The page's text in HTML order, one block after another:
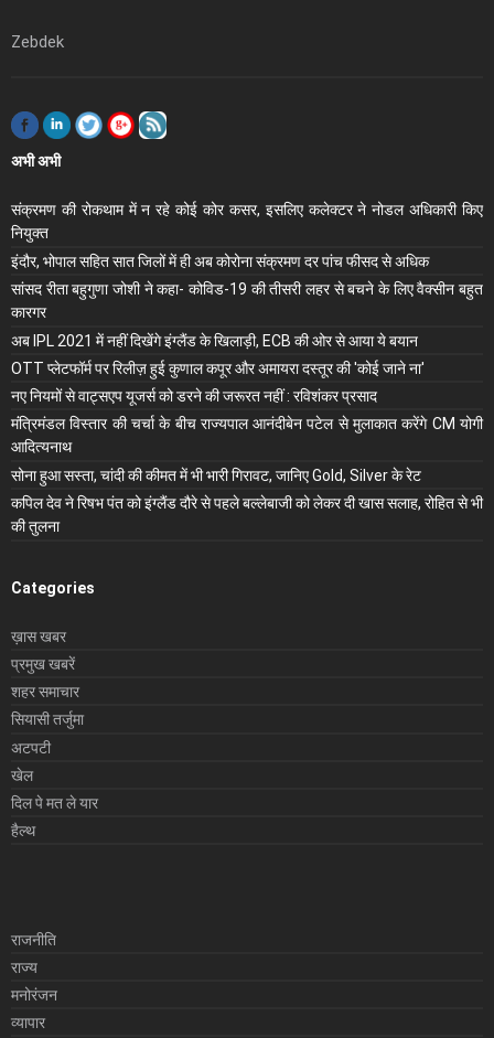
Zebdek
अभी अभी
संक्रमण की रोकथाम में न रहे कोई कोर कसर, इसलिए कलेक्‍टर ने नोडल अधिकारी किए
नियुक्‍त
इंदौर, भोपाल सहित सात जिलों में ही अब कोरोना संक्रमण दर पांच फीसद से अधिक
सांसद रीता बहुगुणा जोशी ने कहा- कोविड-19 की तीसरी लहर से बचने के लिए वैक्सीन बहुत
कारगर
अब IPL 2021 में नहीं दिखेंगे इंग्लैंड के खिलाड़ी, ECB की ओर से आया ये बयान
OTT प्लेटफॉर्म पर रिलीज़ हुई कुणाल कपूर और अमायरा दस्तूर की 'कोई जाने ना'
नए नियमों से वाट्सएप यूजर्स को डरने की जरूरत नहीं : रविशंकर प्रसाद
मंंत्रिमंडल विस्तार की चर्चा के बीच राज्यपाल आनंदीबेन पटेल से मुलाकात करेंगे CM योगी
आदित्यनाथ
सोना हुआ सस्ता, चांदी की कीमत में भी भारी गिरावट, जानिए Gold, Silver के रेट
कपिल देव ने रिषभ पंत को इंग्लैंड दौरे से पहले बल्लेबाजी को लेकर दी खास सलाह, रोहित से भी
की तुलना
Categories
ख़ास खबर
प्रमुख खबरें
शहर समाचार
सियासी तर्जुमा
अटपटी
खेल
दिल पे मत ले यार
हैल्थ
राजनीति
राज्य
मनोरंजन
व्यापार